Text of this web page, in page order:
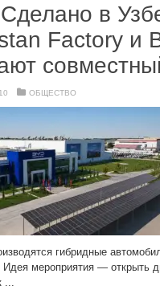
в
Factory и
ОБЩЕСТВО
гибридные
Идея мероприятия — открыть